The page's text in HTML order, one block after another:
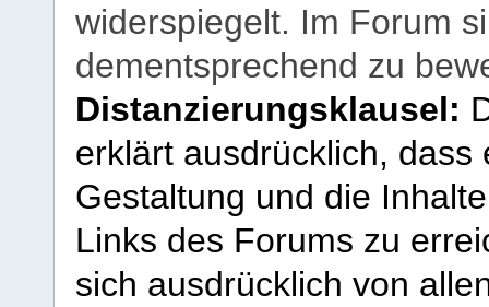
widerspiegelt. Im Forum
dementsprechend zu
Distanzierungsklausel:
erklärt ausdrücklich,
Gestaltung und die
Links des Forums zu
sich ausdrücklich von